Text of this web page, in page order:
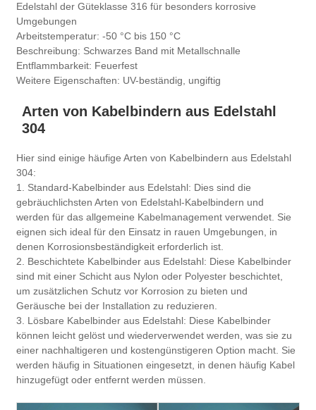
Edelstahl der Güteklasse 316 für besonders korrosive
Umgebungen
Arbeitstemperatur: -50 °C bis 150 °C
Beschreibung: Schwarzes Band mit Metallschnalle
Entflammbarkeit: Feuerfest
Weitere Eigenschaften: UV-beständig, ungiftig
Arten von Kabelbindern aus Edelstahl
304
Hier sind einige häufige Arten von Kabelbindern aus Edelstahl
304:
1. Standard-Kabelbinder aus Edelstahl: Dies sind die
gebräuchlichsten Arten von Edelstahl-Kabelbindern und
werden für das allgemeine Kabelmanagement verwendet. Sie
eignen sich ideal für den Einsatz in rauen Umgebungen, in
denen Korrosionsbeständigkeit erforderlich ist.
2. Beschichtete Kabelbinder aus Edelstahl: Diese Kabelbinder
sind mit einer Schicht aus Nylon oder Polyester beschichtet,
um zusätzlichen Schutz vor Korrosion zu bieten und
Geräusche bei der Installation zu reduzieren.
3. Lösbare Kabelbinder aus Edelstahl: Diese Kabelbinder
können leicht gelöst und wiederverwendet werden, was sie zu
einer nachhaltigeren und kostengünstigeren Option macht. Sie
werden häufig in Situationen eingesetzt, in denen häufig Kabel
hinzugefügt oder entfernt werden müssen.